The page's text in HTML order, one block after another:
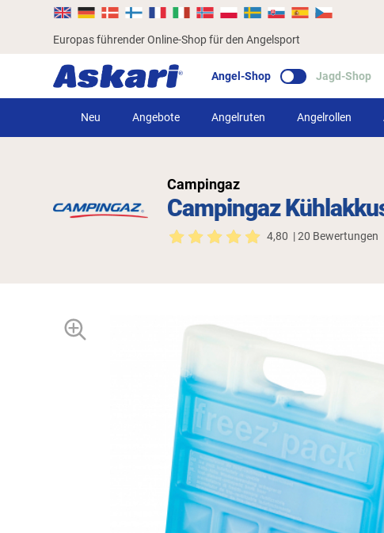
Europas führender Online-Shop für den Angelsport
Angel-Shop Jagd-Shop
Neu Angebote Angelruten Angelrollen
Campingaz
Campingaz
4,80 | 20 Bewertungen